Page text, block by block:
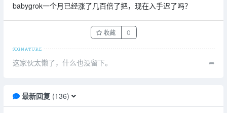
babygrok一个月已经涨了几百倍了把，现在入手迟了吗？
收藏 0
这家伙太懒了，什么也没留下。 ➦
最新回复(136)